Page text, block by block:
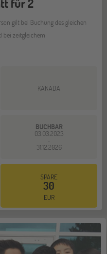
für 2
gilt bei Buchung des gleichen
bei zeitgleichem
KANADA
BUCHBAR
03.03.2023
-
31.12.2026
SPARE
30
EUR